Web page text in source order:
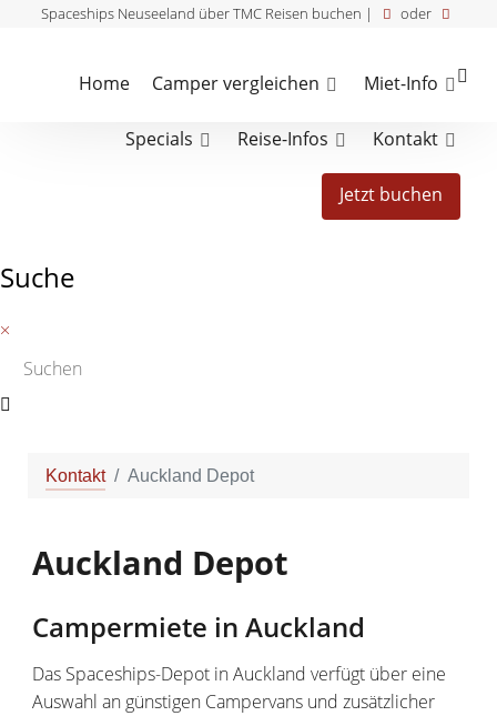
Spaceships Neuseeland über TMC Reisen buchen | oder
Home Camper vergleichen Miet-Info
Specials Reise-Infos Kontakt
Jetzt buchen
Suche
×
Kontakt Auckland Depot
Auckland Depot
Campermiete in Auckland
Das Spaceships-Depot in Auckland verfügt über eine
Auswahl an günstigen Campervans und zusätzlicher